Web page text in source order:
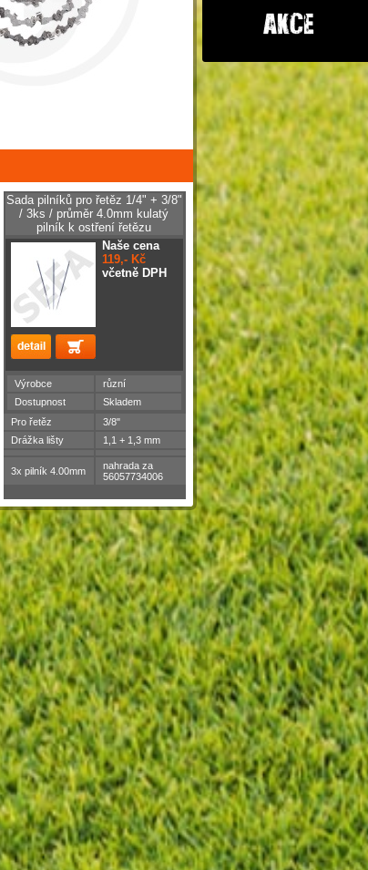
Sada pilníků pro řetěz 1/4" + 3/8"
/ 3ks / průměr 4.0mm kulatý
pilník k ostření řetězu
Naše cena
119,- Kč
včetně DPH
Výrobce
různí
Dostupnost
Skladem
Pro řetěz
3/8"
Drážka lišty
1,1 + 1,3 mm
3x pilník 4.00mm
nahrada za
56057734006